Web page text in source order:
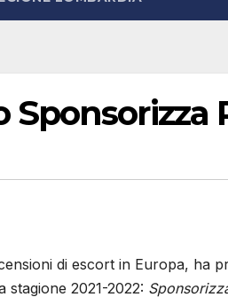
di escort in Europa, ha
2021-2022: